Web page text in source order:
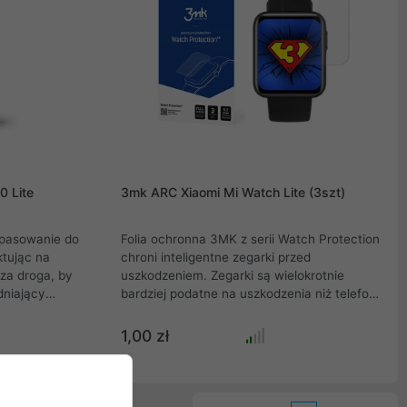
Lite
do
na
droga, by
jest równe
3mk
3mk ARC Xiaomi Mi Watch Lite (3szt)
Folia ochronna 3MK z serii Watch Protection
chroni inteligentne zegarki przed
uszkodzeniem. Zegarki są wielokrotnie
bardziej podatne na uszkodzenia niż telefony
nadgarstku. Ochrona zegarka zmniejsza
ryzyko uszkodzenia i zarysowania ekranu
1,00 zł